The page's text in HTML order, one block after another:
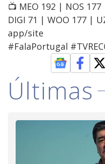
📺 MEO 192 | NOS
DIGI 71 | WOO 177 |
app/site
#FalaPortugal
Últimas